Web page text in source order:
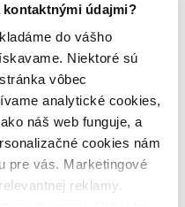
kontaktnými údajmi?
do vášho
Niektoré sú
vôbec
analytické cookies,
náš web funguje, a
cookies nám
pre vás. Marketingové
reklamy.
záhadou. Vieš len, že sa
nedosiahnem svoje.
tvoju dušu a rozdrvil ti srdce.
Všetko je dokonale
Zobraziť viac
ihneď.
Do košíka